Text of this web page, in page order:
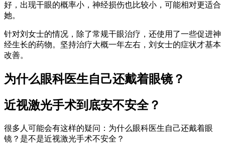
好，出现干眼的概率小，神经损伤也比较小，可能相对更适合
她。
针对刘女士的情况，除了常规干眼治疗，还使用了一些促进神
经生长的药物。坚持治疗大概一年左右，刘女士的症状才基本
改善。
为什么眼科医生自己还戴着眼镜？
近视激光手术到底安不安全？
很多人可能会有这样的疑问：为什么眼科医生自己还戴着眼
镜？是不是近视激光手术不安全？